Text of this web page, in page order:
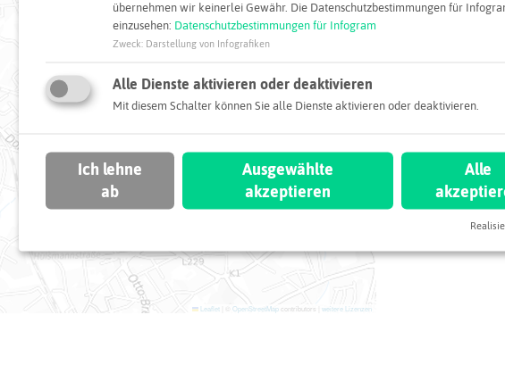
Leaflet OpenStreetMapcontributors | weitere Lizenzen
Webseite
übernehmen wir keinerlei Gewähr. Die Datenschutzbestimmungen für
einzusehen: Datenschutzbestimmungen für Infogram
Zweck: Darstellung von Infografiken
Alle Dienste aktivieren oder deaktivieren
Mit diesem Schalter können Sie alle Dienste aktivieren oder deaktivieren.
Ich lehne
ab
Ausgewählte
akzeptieren
Alle